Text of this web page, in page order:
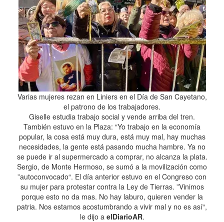
Varias mujeres rezan en Liniers en el Día de San Cayetano,
el patrono de los trabajadores.
Giselle estudia trabajo social y vende arriba del tren.
También estuvo en la Plaza: “Yo trabajo en la economía
popular, la cosa está muy dura, está muy mal, hay muchas
necesidades, la gente está pasando mucha hambre. Ya no
se puede ir al supermercado a comprar, no alcanza la plata.
Sergio, de Monte Hermoso, se sumó a la movilización como
”autoconvocado“. El día anterior estuvo en el Congreso con
su mujer para protestar contra la Ley de Tierras. ”Vinimos
porque esto no da mas. No hay laburo, quieren vender la
patria. Nos estamos acostumbrando a vivir mal y no es así“,
le dijo a elDiarioAR.